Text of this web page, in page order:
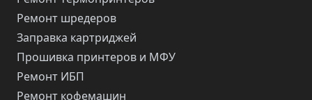
Ремонт шредеров
Заправка картриджей
Прошивка принтеров и МФУ
Ремонт ИБП
Ремонт кофемашин